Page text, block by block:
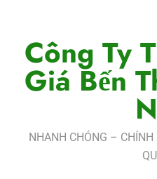
contentCông Ty
Giá Bến
NHANH CHÓNG –